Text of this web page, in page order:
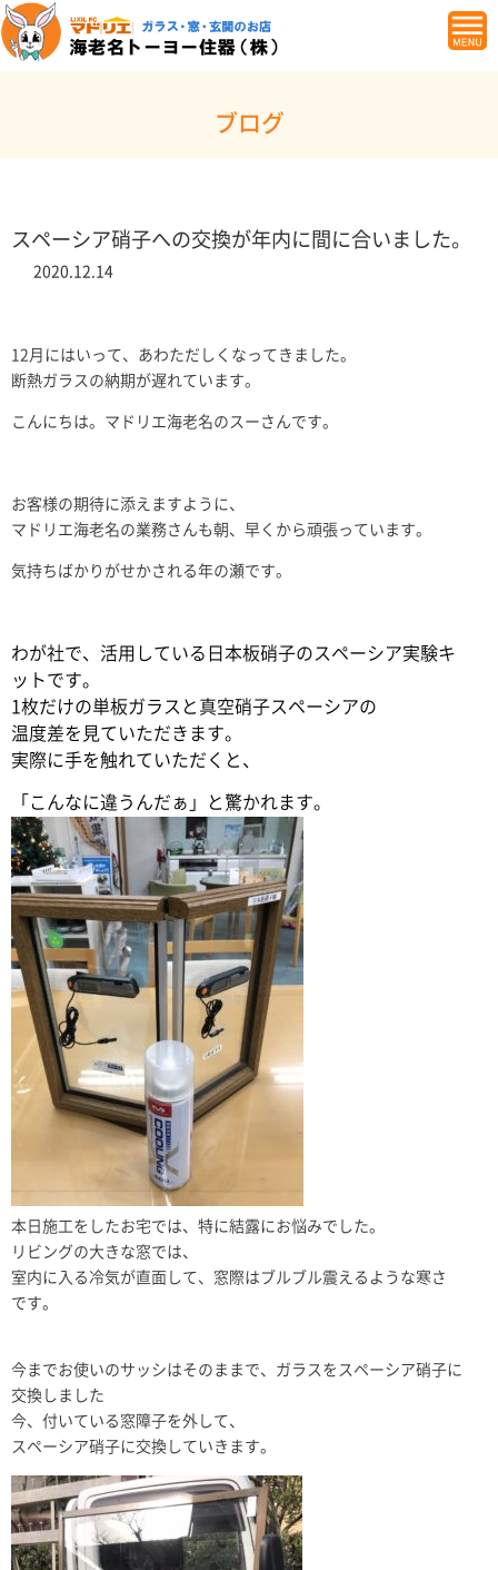
ブログ
スペーシア硝子への交換が年内に間に合いました。
2020.12.14
12月にはいって、あわただしくなってきました。
断熱ガラスの納期が遅れています。
こんにちは。マドリエ海老名のスーさんです。
お客様の期待に添えますように、
マドリエ海老名の業務さんも朝、早くから頑張っています。
気持ちばかりがせかされる年の瀬です。
わが社で、活用している日本板硝子のスペーシア実験キ
ットです。
1枚だけの単板ガラスと真空硝子スペーシアの
温度差を見ていただきます。
実際に手を触れていただくと、
「こんなに違うんだぁ」と驚かれます。
本日施工をしたお宅では、特に結露にお悩みでした。
リビングの大きな窓では、
室内に入る冷気が直面して、窓際はブルブル震えるような寒さ
です。
今までお使いのサッシはそのままで、ガラスをスペーシア硝子に
交換しました
今、付いている窓障子を外して、
スペーシア硝子に交換していきます。